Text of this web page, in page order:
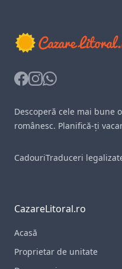
Facebook
Instagram
Whatsapp
Descoperă cele mai bune
românesc. Planifică-ți
CadouriTraduceri
CazareLitoral.ro
Acasă
Proprietar de unitate